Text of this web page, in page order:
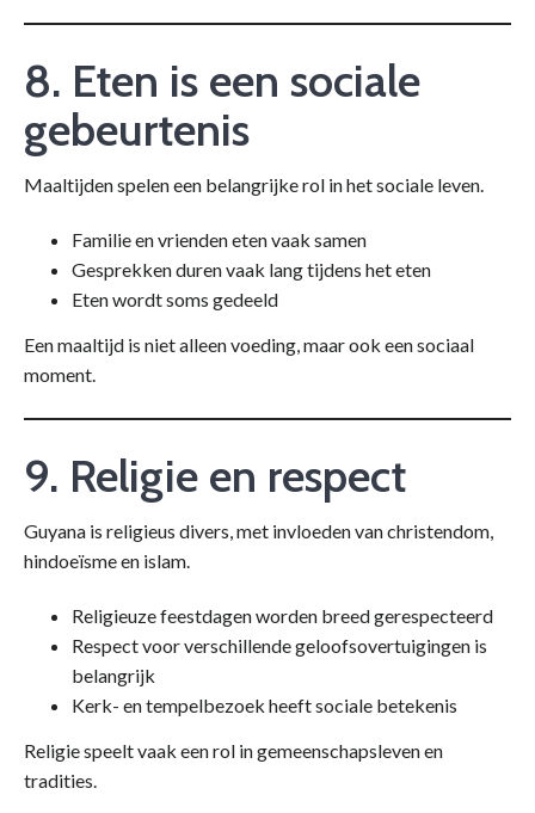
8. Eten is een sociale
gebeurtenis
Maaltijden spelen een belangrijke rol in het sociale leven.
Familie en vrienden eten vaak samen
Gesprekken duren vaak lang tijdens het eten
Eten wordt soms gedeeld
Een maaltijd is niet alleen voeding, maar ook een sociaal
moment.
9. Religie en respect
Guyana is religieus divers, met invloeden van christendom,
hindoeïsme en islam.
Religieuze feestdagen worden breed gerespecteerd
Respect voor verschillende geloofsovertuigingen is
belangrijk
Kerk- en tempelbezoek heeft sociale betekenis
Religie speelt vaak een rol in gemeenschapsleven en
tradities.